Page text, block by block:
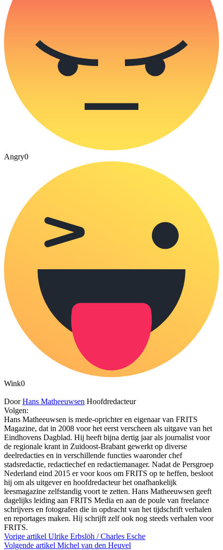
Angry0
Wink0
Door Hans Matheeuwsen Hoofdredacteur
Volgen:
Hans Matheeuwsen is mede-oprichter en eigenaar van FRITS
Magazine, dat in 2008 voor het eerst verscheen als uitgave van het
Eindhovens Dagblad. Hij heeft bijna dertig jaar als journalist voor
de regionale krant in Zuidoost-Brabant gewerkt op diverse
deelredacties en in verschillende functies waaronder chef
stadsredactie, redactiechef en redactiemanager. Nadat de Persgroep
Nederland eind 2015 er voor koos om FRITS op te heffen, besloot
hij om als uitgever en hoofdredacteur het onafhankelijk
leesmagazine zelfstandig voort te zetten. Hans Matheeuwsen geeft
dagelijks leiding aan FRITS Media en aan de poule van freelance
schrijvers en fotografen die in opdracht van het tijdschrift verhalen
en reportages maken. Hij schrijft zelf ook nog steeds verhalen voor
FRITS.
Vorige artikel Ulrike Erbslöh / Charles Esche
Volgende artikel Michel van den Heuvel